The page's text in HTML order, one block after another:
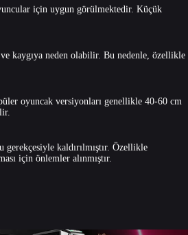
için uygun görülmektedir. Küçük
kaygıya neden olabilir. Bu nedenle, özellikle
oyuncak versiyonları genellikle 40-60 cm
kaldırılmıştır. Özellikle
için önlemler alınmıştır.